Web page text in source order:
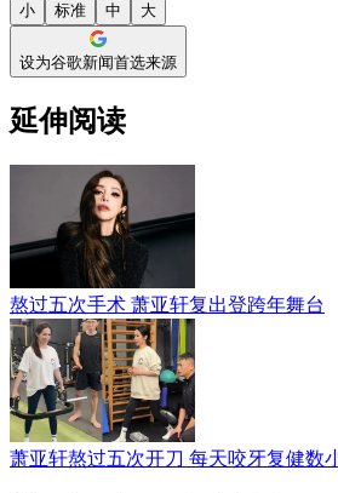
小 标准 中 大
设为谷歌新闻首选来源
延伸阅读
熬过五次手术 萧亚轩复出登跨年舞台
萧亚轩熬过五次开刀 每天咬牙复健数